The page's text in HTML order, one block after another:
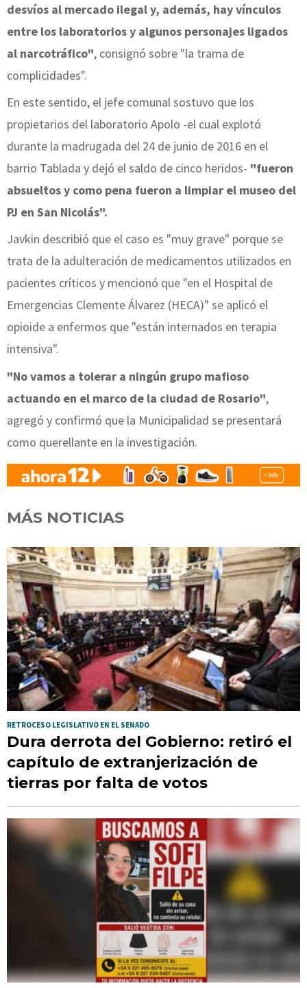
desvíos al mercado ilegal y, además, hay vínculos
entre los laboratorios y algunos personajes ligados
al narcotráfico", consignó sobre "la trama de
complicidades".
En este sentido, el jefe comunal sostuvo que los
propietarios del laboratorio Apolo -el cual explotó
durante la madrugada del 24 de junio de 2016 en el
barrio Tablada y dejó el saldo de cinco heridos- "fueron
absueltos y como pena fueron a limpiar el museo del
PJ en San Nicolás".
Javkin describió que el caso es "muy grave" porque se
trata de la adulteración de medicamentos utilizados en
pacientes críticos y mencionó que "en el Hospital de
Emergencias Clemente Álvarez (HECA)" se aplicó el
opioide a enfermos que "están internados en terapia
intensiva".
"No vamos a tolerar a ningún grupo mafioso
actuando en el marco de la ciudad de Rosario",
agregó y confirmó que la Municipalidad se presentará
como querellante en la investigación.
MÁS NOTICIAS
RETROCESO LEGISLATIVO EN EL SENADO
Dura derrota del Gobierno: retiró el
capítulo de extranjerización de
tierras por falta de votos